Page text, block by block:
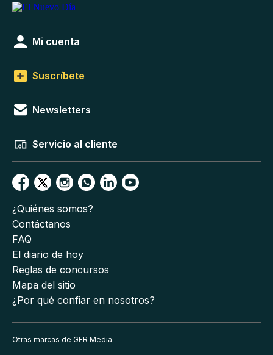
Mi cuenta
Suscríbete
Newsletters
Servicio al cliente
¿Quiénes somos?
Contáctanos
FAQ
El diario de hoy
Reglas de concursos
Mapa del sitio
¿Por qué confiar en nosotros?
Otras marcas de GFR Media